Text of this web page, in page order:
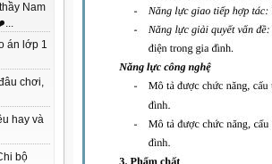
Nam
án lớp 1
chơi,
hay và
bộ